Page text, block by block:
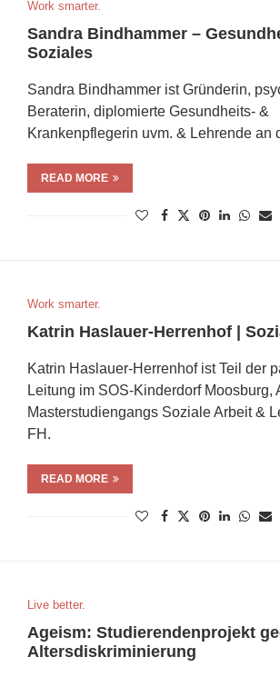
Work smarter.
Sandra Bindhammer –
Soziales
Sandra Bindhammer ist Gründerin,
Beraterin, diplomierte Gesundheits- &
Krankenpflegerin uvm. & Lehrende an
READ MORE
Work smarter.
Katrin Haslauer-Herrenhof |
Katrin Haslauer-Herrenhof ist Teil der
Leitung im SOS-Kinderdorf Moosburg,
Masterstudiengangs Soziale Arbeit &
FH.
READ MORE
Live better.
Ageism: Studierendenprojekt
Altersdiskriminierung